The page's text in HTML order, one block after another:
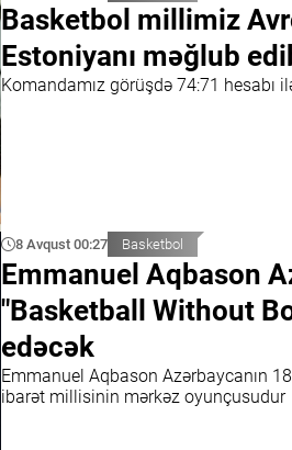
Basketbol millimiz
Estoniyanı məğlub
Komandamız görüşdə 74:71 hesabı
8 Avqust 00:27 Basketbol
Emmanuel Aqbason
"Basketball Without
edəcək
Emmanuel Aqbason Azərbaycanın
ibarət millisinin mərkəz oyunçusudur